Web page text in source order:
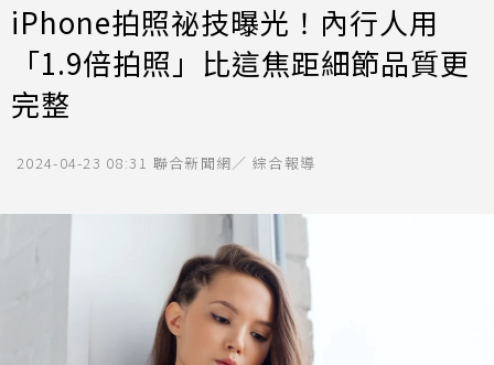
iPhone拍照祕技曝光！內行人用
「1.9倍拍照」比這焦距細節品質更
完整
2024-04-23 08:31 聯合新聞網／ 綜合報導